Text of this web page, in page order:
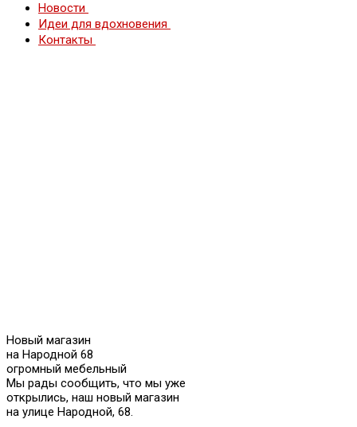
Новости
Идеи для вдохновения
Контакты
Новый магазин
на Народной 68
огромный мебельный
Мы рады сообщить, что мы уже
открылись, наш новый магазин
на улице Народной, 68.